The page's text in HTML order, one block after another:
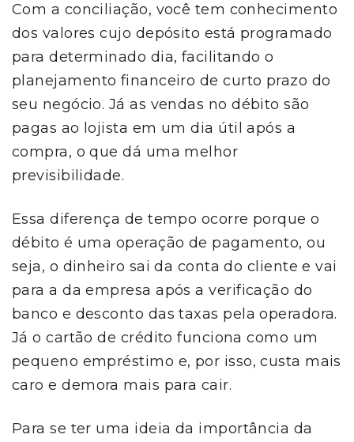
Com a conciliação, você tem conhecimento
dos valores cujo depósito está programado
para determinado dia, facilitando o
planejamento financeiro de curto prazo do
seu negócio. Já as vendas no débito são
pagas ao lojista em um dia útil após a
compra, o que dá uma melhor
previsibilidade.
Essa diferença de tempo ocorre porque o
débito é uma operação de pagamento, ou
seja, o dinheiro sai da conta do cliente e vai
para a da empresa após a verificação do
banco e desconto das taxas pela operadora.
Já o cartão de crédito funciona como um
pequeno empréstimo e, por isso, custa mais
caro e demora mais para cair.
Para se ter uma ideia da importância da